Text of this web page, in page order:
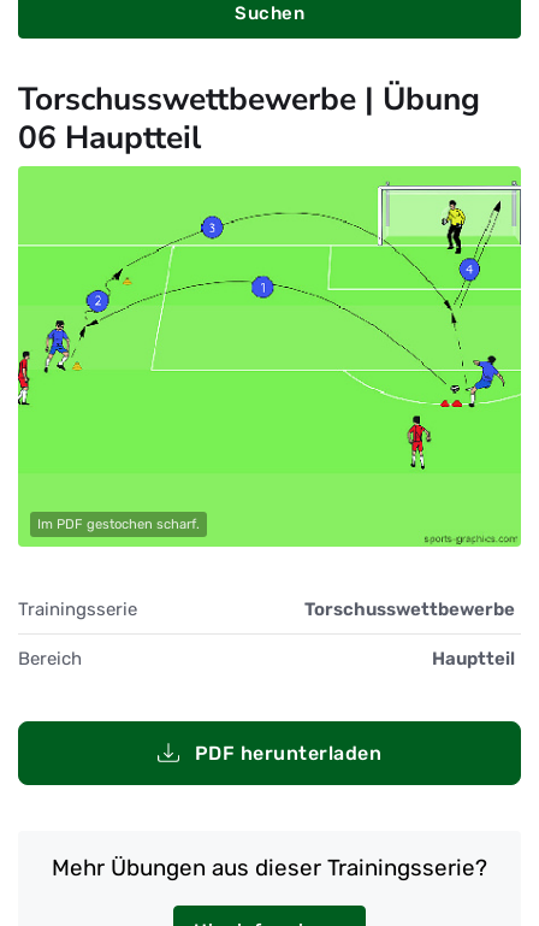
Suchen
Torschusswettbewerbe | Übung
06 Hauptteil
Im PDF gestochen scharf.
Trainingsserie Torschusswettbewerbe
Bereich Hauptteil
PDF herunterladen
Mehr Übungen aus dieser Trainingsserie?